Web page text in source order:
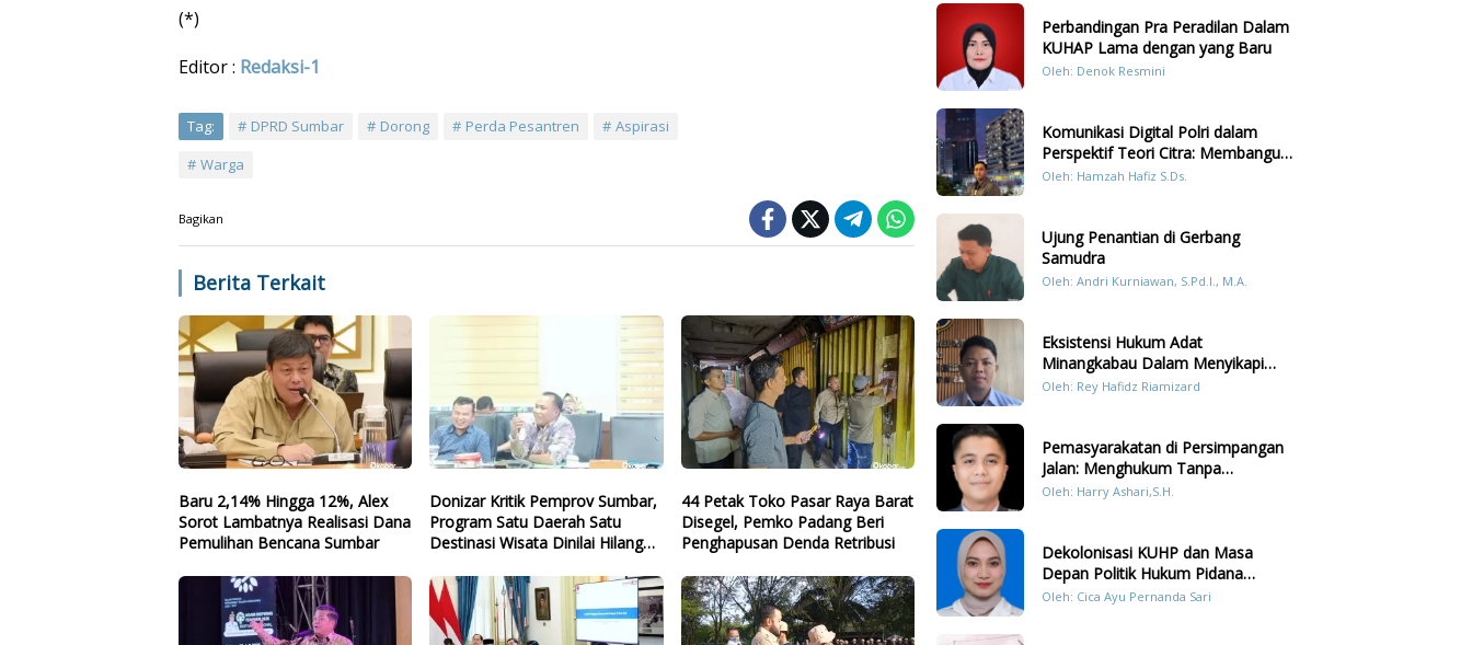
(*)
Editor : Redaksi-1
Tag: DPRD Sumbar Dorong Perda Pesantren
Aspirasi
Warga
Bagikan
Berita Terkait
Baru 2,14% Hingga 12%, Alex
Sorot Lambatnya Realisasi Dana
Pemulihan Bencana Sumbar
Donizar Kritik Pemprov Sumbar,
Program Satu Daerah Satu
Destinasi Wisata Dinilai Hilang
44 Petak Toko Pasar Raya Barat
Disegel, Pemko Padang Beri
Penghapusan Denda Retribusi
Perbandingan Pra Peradilan Dalam
KUHAP Lama dengan yang Baru
Oleh: Denok Resmini
Komunikasi Digital Polri dalam
Perspektif Teori Citra: Membangun
Kepercayaan Publik Melalui Konten
Oleh: Hamzah Hafiz S.Ds.
Ujung Penantian di Gerbang
Samudra
Oleh: Andri Kurniawan, S.Pd.I., M.A.
Eksistensi Hukum Adat
Minangkabau Dalam Menyikapi
Prilaku LGBT Analisis Perbandingan
Oleh: Rey Hafidz Riamizard
Pemasyarakatan di Persimpangan
Jalan: Menghukum Tanpa
Memulihkan?
Oleh: Harry Ashari,S.H.
Dekolonisasi KUHP dan Masa
Depan Politik Hukum Pidana
Indonesia
Oleh: Cica Ayu Pernanda Sari